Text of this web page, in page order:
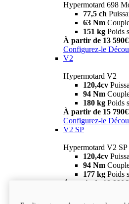
Hypermotard 698
77,5 ch
63 Nm
151 kg Poids
À partir de 13 590€
Configurez-le
V2
Hypermotard V2
120,4cv
94 Nm
180 kg Poids
À partir de 15
Configurez-le
V2 SP
Hypermotard V2 SP
120,4cv
94 Nm
177 kg Poids
À partir de 19 990€
new
V2 SP 100